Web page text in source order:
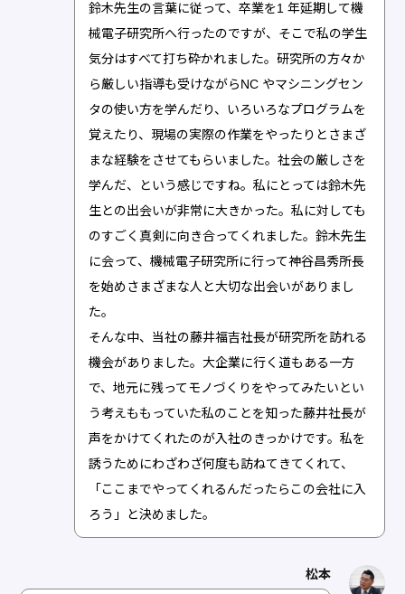
鈴木先生の言葉に従って、卒業を1 年延期して機
械電子研究所へ行ったのですが、そこで私の学生
気分はすべて打ち砕かれました。研究所の方々か
ら厳しい指導も受けながらNC やマシニングセン
タの使い方を学んだり、いろいろなプログラムを
覚えたり、現場の実際の作業をやったりとさまざ
まな経験をさせてもらいました。社会の厳しさを
学んだ、という感じですね。私にとっては鈴木先
生との出会いが非常に大きかった。私に対しても
のすごく真剣に向き合ってくれました。鈴木先生
に会って、機械電子研究所に行って神谷昌秀所長
を始めさまざまな人と大切な出会いがありまし
た。
そんな中、当社の藤井福吉社長が研究所を訪れる
機会がありました。大企業に行く道もある一方
で、地元に残ってモノづくりをやってみたいとい
う考えももっていた私のことを知った藤井社長が
声をかけてくれたのが入社のきっかけです。私を
誘うためにわざわざ何度も訪ねてきてくれて、
「ここまでやってくれるんだったらこの会社に入
ろう」と決めました。
松本